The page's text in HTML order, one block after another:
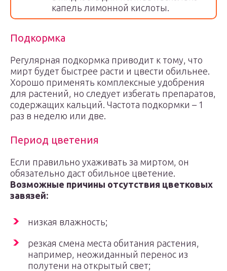
капель лимонной кислоты.
Подкормка
Регулярная подкормка приводит к тому, что
мирт будет быстрее расти и цвести обильнее.
Хорошо применять комплексные удобрения
для растений, но следует избегать препаратов,
содержащих кальций. Частота подкормки – 1
раз в неделю или две.
Период цветения
Если правильно ухаживать за миртом, он
обязательно даст обильное цветение.
Возможные причины отсутствия цветковых
завязей:
низкая влажность;
резкая смена места обитания растения,
например, неожиданный перенос из
полутени на открытый свет;